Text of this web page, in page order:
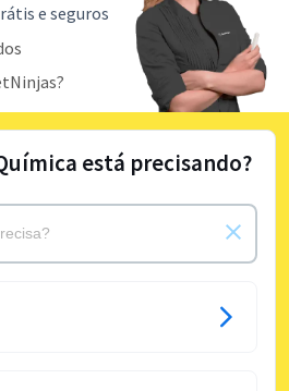
e seguros
está precisando?